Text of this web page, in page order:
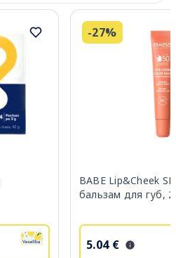
-27%
BABE Lip&Cheek
бальзам для губ,
5.04 €